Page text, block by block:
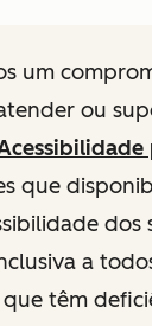
um
ou
que
a
têm